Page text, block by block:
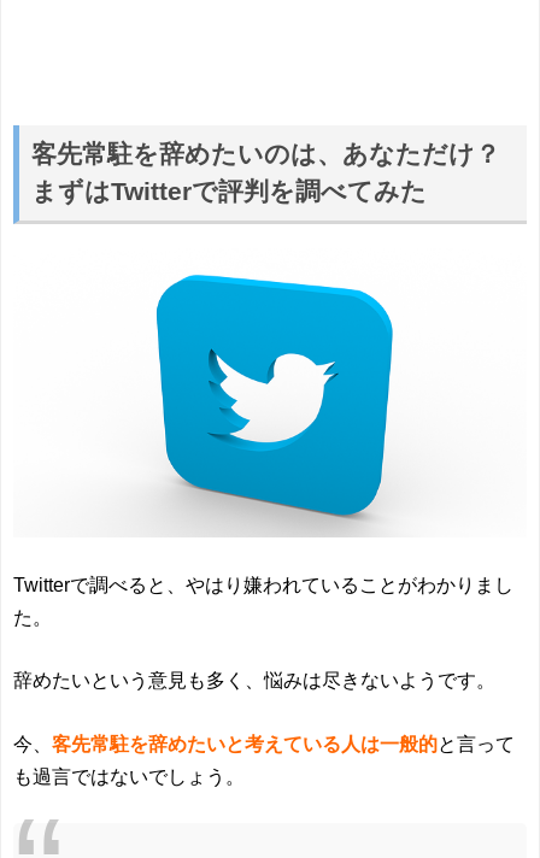
客先常駐を辞めたいのは、あなただけ？
まずはTwitterで評判を調べてみた
Twitterで調べると、やはり嫌われていることがわかりまし
た。
辞めたいという意見も多く、悩みは尽きないようです。
今、 客先常駐を辞めたいと考えている人は一般的と言って
も過言ではないでしょう。